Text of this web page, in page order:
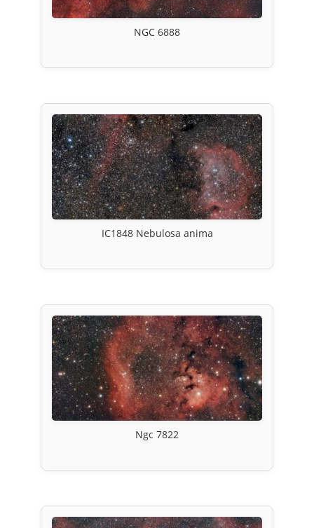
NGC 6888
IC1848 Nebulosa anima
Ngc 7822